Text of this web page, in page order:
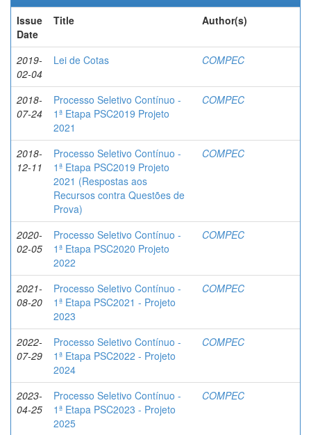
Issue
Date
Title Author(s)
2019-
02-04
Lei de Cotas COMPEC
2018-
07-24
Processo Seletivo Contínuo -
1ª Etapa PSC2019 Projeto
2021
COMPEC
2018-
12-11
Processo Seletivo Contínuo -
1ª Etapa PSC2019 Projeto
2021 (Respostas aos
Recursos contra Questões de
Prova)
COMPEC
2020-
02-05
Processo Seletivo Contínuo -
1ª Etapa PSC2020 Projeto
2022
COMPEC
2021-
08-20
Processo Seletivo Contínuo -
1ª Etapa PSC2021 - Projeto
2023
COMPEC
2022-
07-29
Processo Seletivo Contínuo -
1ª Etapa PSC2022 - Projeto
2024
COMPEC
2023-
04-25
Processo Seletivo Contínuo -
1ª Etapa PSC2023 - Projeto
2025
COMPEC